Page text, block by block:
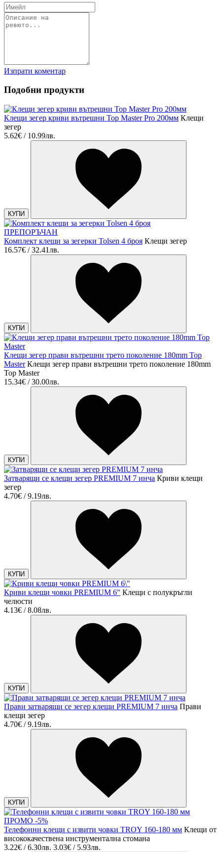
Изпрати коментар
Подобни продукти
Клещи зегер криви вътрешни Top Master Pro 200мм Клещи
зегер
5.62€ / 10.99лв.
КУПИ
ПРЕПОРЪЧАН
Комплект клещи за зегерки Tolsen 4 броя Клещи зегер
16.57€ / 32.41лв.
КУПИ
Клещи зегер прави вътрешни трето поколение 180mm Top
Master Клещи зегер прави вътрешни трето поколение 180mm
Top Master
15.34€ / 30.00лв.
КУПИ
Затварящи се клещи зегер PREMIUM 7 инча Криви клещи
зегер
4.70€ / 9.19лв.
КУПИ
Криви клещи човки PREMIUM 6" Клещи с полукръгли
челюсти
4.13€ / 8.08лв.
КУПИ
Прави затварящи се зегер клещи PREMIUM 7 инча Прави
клещи зегер
4.70€ / 9.19лв.
КУПИ
ПРОМО -5%
Телефонни клещи с извити човки TROY 160-180 мм Клещи от
висококачествена инструментална стомана
3.22€ / 6.30лв. 3.03€ / 5.93лв.